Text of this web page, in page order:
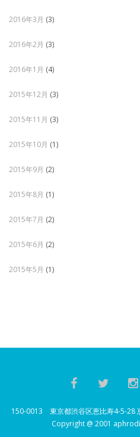
2016年3月 (3)
2016年2月 (3)
2016年1月 (4)
2015年12月 (3)
2015年11月 (3)
2015年10月 (1)
2015年9月 (2)
2015年8月 (1)
2015年7月 (2)
2015年6月 (2)
2015年5月 (1)
150-0013 東京都渋谷区恵比寿4-5-
Copyright @ 2001